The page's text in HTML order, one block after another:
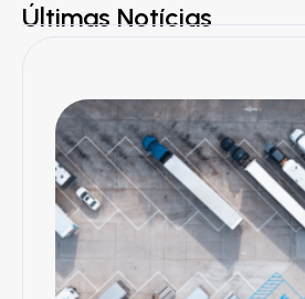
Últimas Notícias